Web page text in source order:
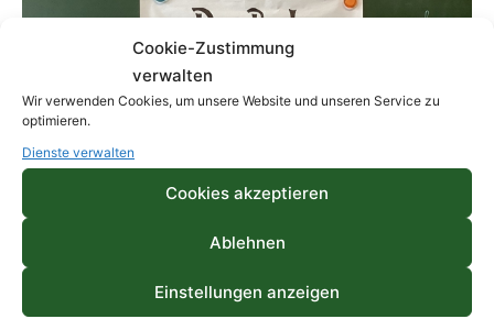
Cookie-Zustimmung
verwalten
Wir verwenden Cookies, um unsere Website und unseren Service zu
optimieren.
Dienste verwalten
Cookies akzeptieren
Ablehnen
Einstellungen anzeigen